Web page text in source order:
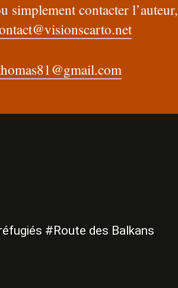
simplement contacter l’auteur,
#Route des Balkans